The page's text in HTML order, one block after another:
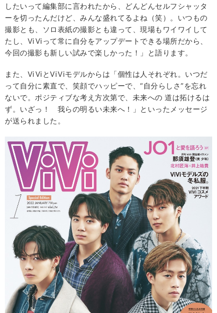
したいって編集部に言われたから、どんどんセルフシャッタ
ーを切ったんだけど、みんな盛れてるよね（笑）。いつもの
撮影とも、ソロ表紙の撮影とも違って、現場もワイワイして
たし、ViViって常に自分をアップデートできる場所だから、
今回の撮影も新しい試みで楽しかった！」と語ります。
また、ViViとViViモデルからは「個性は人それぞれ。いつだ
って自分に素直で、笑顔でハッピーで、“自分らしさ”を忘れ
ないで。ポジティブな考え方次第で、未来への 道は拓けるは
ず。いざっ！ 我らの明るい未来へ！」といったメッセージ
が送られました。